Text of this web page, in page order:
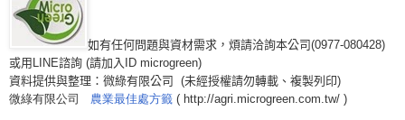
如有任何問題與資材需求，煩請洽詢本公司(0977-080428)
或用LINE諮詢 (請加入ID microgreen)
資料提供與整理：微綠有限公司
(未經授權請勿轉載、複製列印)
微綠有限公司 農業最佳處方籤 ( http://agri.microgreen.com.tw/ )